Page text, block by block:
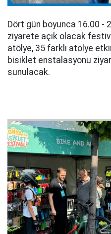
Dört gün boyunca 16.00 -
ziyarete açık olacak
atölye, 35 farklı atölye
bisiklet enstalasyonu
sunulacak.